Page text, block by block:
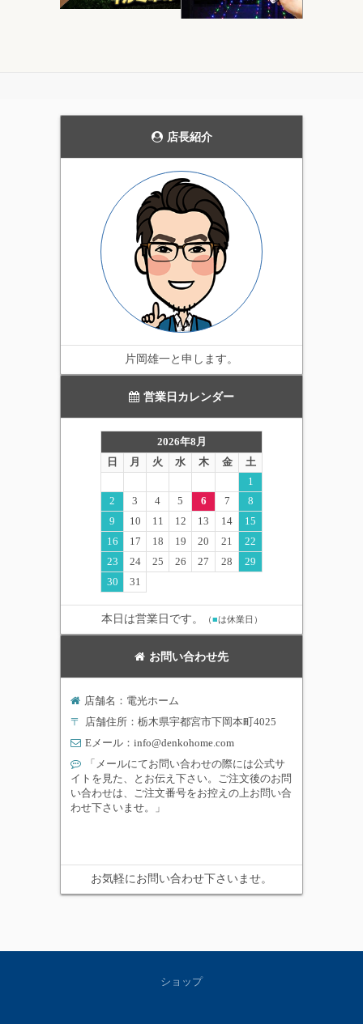
張しすぎない雰囲気を持
った上品なガーデンライ
わらず屋外で利用可能な
実用性の高いイルミネー
ション。当店一番のオス
スメ商品です。
店長紹介
片岡雄一と申します。
営業日カレンダー
2026年8月
日
月 火 水 木 金
土
1
2
3 4 5 6 7
8
9
10 11 12 13 14
15
16
17 18 19 20 21
22
23
24 25 26 27 28
29
30
31
本日は営業日です。 （■は休業日）
お問い合わせ先
店舗名：電光ホーム
〒
店舗住所：栃木県宇都宮市下岡本町4025
Eメール： info@denkohome.com
「メールにてお問い合わせの際には公式サ
イトを見た、とお伝え下さい。ご注文後のお問
い合わせは、ご注文番号をお控えの上お問い合
わせ下さいませ。」
お気軽にお問い合わせ下さいませ。
ショップ